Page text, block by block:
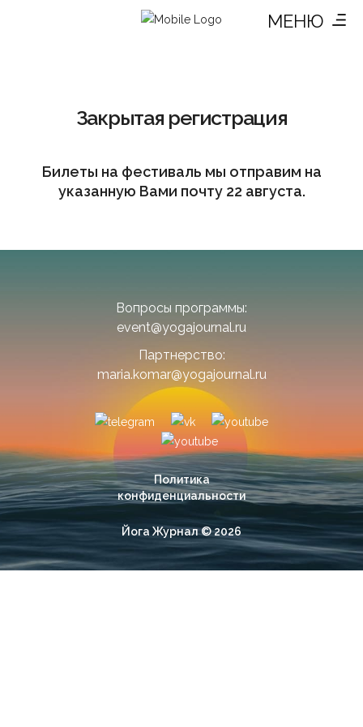
МЕНЮ
Закрытая регистрация
Билеты на фестиваль мы отправим на
указанную Вами почту 22 августа.
Вопросы программы:
event@yogajournal.ru
Партнерство:
maria.komar@yogajournal.ru
Политика
конфиденциальности
Йога Журнал © 2026